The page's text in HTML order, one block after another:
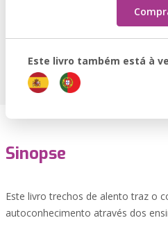
Este livro também está à
Sinopse
Este livro trechos de alento traz o
autoconhecimento através dos